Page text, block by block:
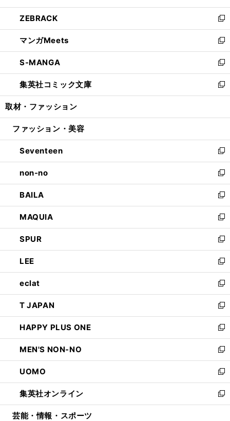
開
く
ウ
で
開
く
ン
ド
ウ
で
開
く
ウ
ィ
ン
ド
ウ
で
開
く
し
い
ウ
ィ
ン
ド
ウ
で
開
ZEBRACK
新
し
い
ウ
ィ
ン
ド
ウ
開
マンガMeets
新
し
い
ウ
ィ
ン
ウ
開
く
S-MANGA
新
し
い
ウ
ン
ウ
で
開
く
集英社コミック文庫
新
し
ウ
ン
ド
ウ
で
開
く
取材・ファッション
ファッション・美容
Seventeen
新
し
い
ウ
ィ
ン
ド
ウ
で
開
く
non-no
新
し
い
ウ
ィ
ン
ド
ウ
で
開
く
BAILA
新
し
い
ウ
ィ
ン
ド
ウ
で
開
く
MAQUIA
新
し
い
ウ
ィ
ン
ド
ウ
で
開
く
SPUR
新
し
い
ウ
ィ
ン
ド
ウ
で
開
く
LEE
新
し
い
ウ
ィ
ン
ド
ウ
で
開
く
eclat
新
し
い
ウ
ィ
ン
ド
ウ
で
開
く
T JAPAN
新
し
い
ウ
ィ
ン
ド
ウ
で
開
HAPPY PLUS ONE
新
し
い
ウ
ィ
ン
ド
ウ
MEN'S NON-NO
新
し
い
ウ
ィ
ン
UOMO
新
し
い
ウ
集英社オンライン
新
し
芸能・情報・スポーツ